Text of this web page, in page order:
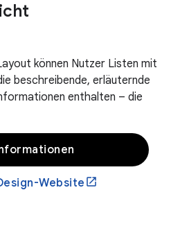
können Nutzer Listen mit
beschreibende, erläuternde
enthalten – die
Website